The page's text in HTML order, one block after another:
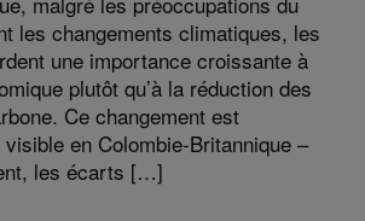
les changements climatiques, les
une importance croissante à
plutôt qu’à la réduction des
Ce changement est
en Colombie-Britannique –
les écarts […]